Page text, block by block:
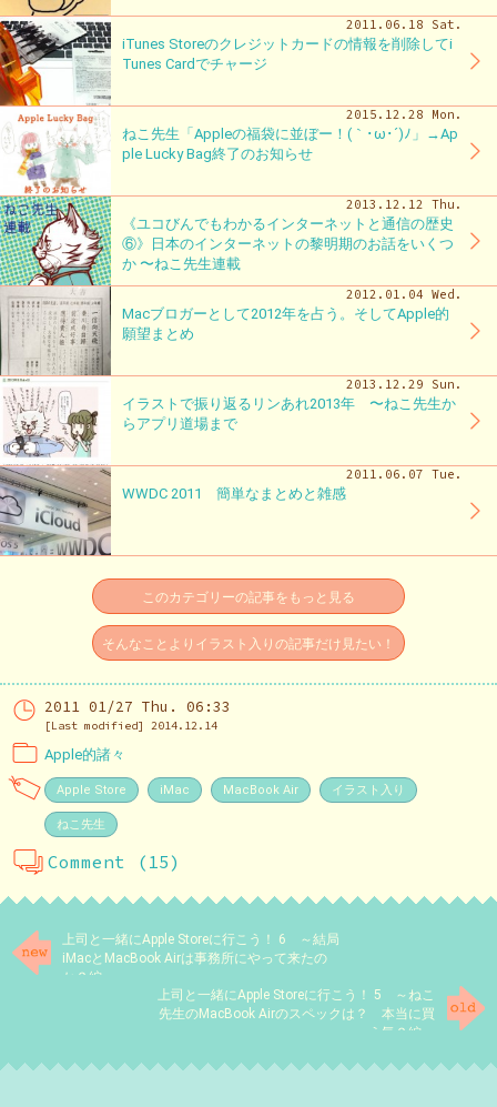
2011.06.18 Sat.
iTunes Storeのクレジットカードの情報を削除してi
Tunes Cardでチャージ
2015.12.28 Mon.
ねこ先生「Appleの福袋に並ぼー！(｀･ω･´)ﾉ」→Ap
ple Lucky Bag終了のお知らせ
2013.12.12 Thu.
《ユコびんでもわかるインターネットと通信の歴史
⑥》日本のインターネットの黎明期のお話をいくつ
か 〜ねこ先生連載
2012.01.04 Wed.
Macブロガーとして2012年を占う。そしてApple的
願望まとめ
2013.12.29 Sun.
イラストで振り返るリンあれ2013年 〜ねこ先生か
らアプリ道場まで
2011.06.07 Tue.
WWDC 2011 簡単なまとめと雑感
このカテゴリーの記事をもっと見る
そんなことよりイラスト入りの記事だけ見たい！
2011 01/27 Thu. 06:33
[Last modified] 2014.12.14
Apple的諸々
Apple Store iMac MacBook Air イラスト入り
ねこ先生
Comment (15)
上司と一緒にApple Storeに行こう！ 6 ～結局
iMacとMacBook Airは事務所にやって来たの
か？編～
上司と一緒にApple Storeに行こう！ 5 ～ねこ
先生のMacBook Airのスペックは？ 本当に買
う気？編～